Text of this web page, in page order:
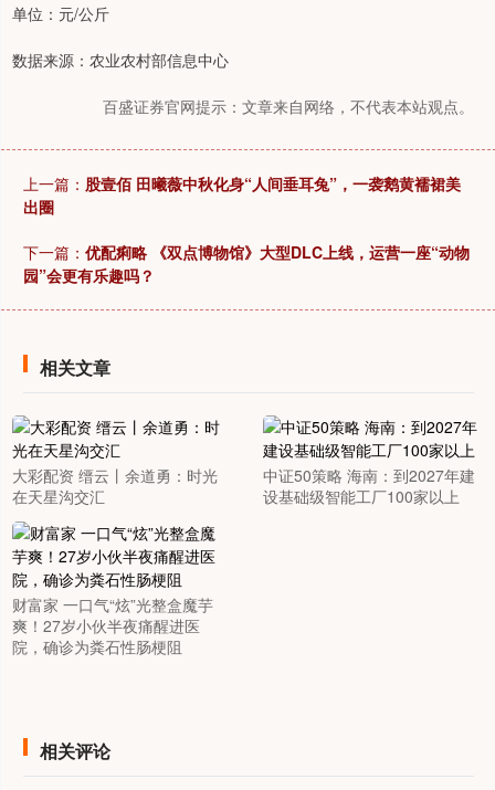
单位：元/公斤
数据来源：农业农村部信息中心
百盛证券官网提示：文章来自网络，不代表本站观点。
上一篇： 股壹佰 田曦薇中秋化身“人间垂耳兔”，一袭鹅黄襦裙美
出圈
下一篇： 优配痢略 《双点博物馆》大型DLC上线，运营一座“动物
园”会更有乐趣吗？
相关文章
大彩配资 缙云丨余道勇：时光
在天星沟交汇
中证50策略 海南：到2027年建
设基础级智能工厂100家以上
财富家 一口气“炫”光整盒魔芋
爽！27岁小伙半夜痛醒进医
院，确诊为粪石性肠梗阻
相关评论